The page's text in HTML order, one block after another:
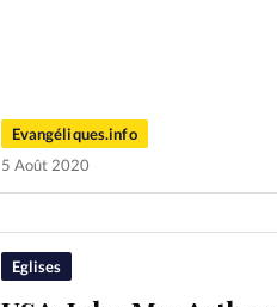
Evangéliques.info
5 Août 2020
Eglises